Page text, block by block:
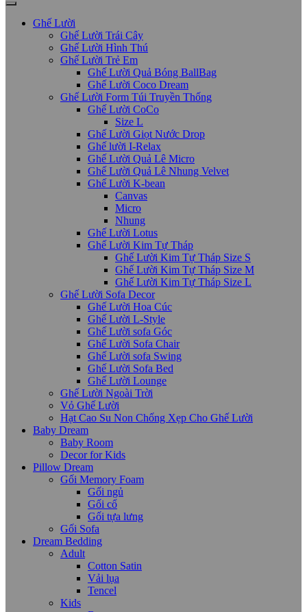
Ghế Lười
Ghế Lười Trái Cây
Ghế Lười Hình Thú
Ghế Lười Trẻ Em
Ghế Lười Quả Bóng BallBag
Ghế Lười Coco Dream
Ghế Lười Form Túi Truyền Thống
Ghế Lười CoCo
Size L
Ghế Lười Giọt Nước Drop
Ghế lười I-Relax
Ghế Lười Quả Lê Micro
Ghế Lười Quả Lê Nhung Velvet
Ghế Lười K-bean
Canvas
Micro
Nhung
Ghế Lười Lotus
Ghế Lười Kim Tự Tháp
Ghế Lười Kim Tự Tháp Size S
Ghế Lười Kim Tự Tháp Size M
Ghế Lười Kim Tự Tháp Size L
Ghế Lười Sofa Decor
Ghế Lười Hoa Cúc
Ghế Lười L-Style
Ghế Lười sofa Góc
Ghế Lười Sofa Chair
Ghế Lười sofa Swing
Ghế Lười Sofa Bed
Ghế Lười Lounge
Ghế Lười Ngoài Trời
Vỏ Ghế Lười
Hạt Cao Su Non Chống Xẹp Cho Ghế Lười
Baby Dream
Baby Room
Decor for Kids
Pillow Dream
Gối Memory Foam
Gối ngủ
Gối cổ
Gối tựa lưng
Gối Sofa
Dream Bedding
Adult
Cotton Satin
Vải lụa
Tencel
Kids